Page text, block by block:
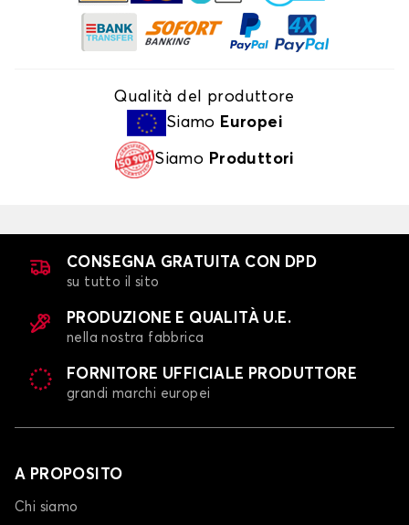
Qualità del produttore
Siamo Europei
Siamo Produttori
CONSEGNA GRATUITA CON DPD
su tutto il sito
PRODUZIONE E QUALITÀ U.E.
nella nostra fabbrica
FORNITORE UFFICIALE PRODUTTORE
grandi marchi europei
A PROPOSITO
Chi siamo